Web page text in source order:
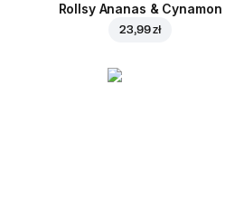
Rollsy Ananas & Cynamon
23,99 zł